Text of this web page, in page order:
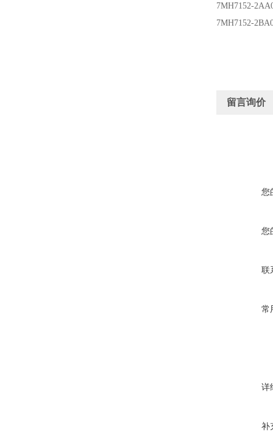
7MH7152-
7MH7152-
留言询价
您
您
联
常
详
补